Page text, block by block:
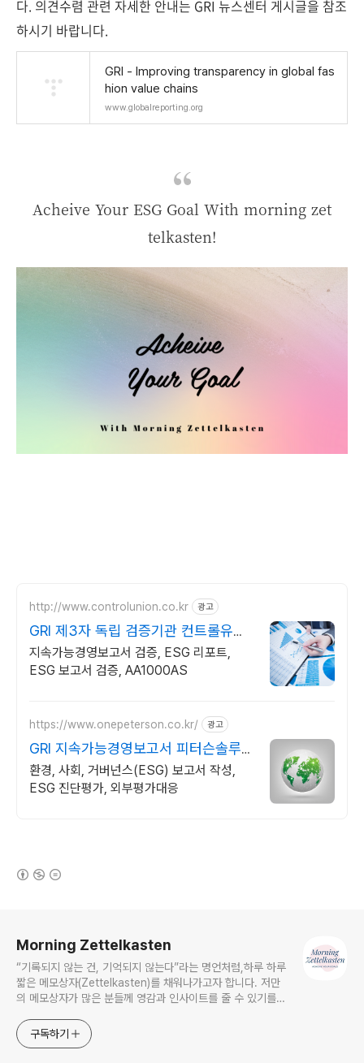
다. 의견수렴 관련 자세한 안내는 GRI 뉴스센터 게시글을 참조
하시기 바랍니다.
GRI - Improving transparency in global fas
hion value chains
www.globalreporting.org
Acheive Your ESG Goal With morning zet
telkasten!
http://www.controlunion.co.kr 광고
GRI 제3자 독립 검증기관 컨트롤유니
온코리아
지속가능경영보고서 검증, ESG 리포트,
ESG 보고서 검증, AA1000AS
https://www.onepeterson.co.kr/ 광고
GRI 지속가능경영보고서 피터슨솔루
션코리아
환경, 사회, 거버넌스(ESG) 보고서 작성,
ESG 진단평가, 외부평가대응
Morning Zettelkasten
“기록되지 않는 건, 기억되지 않는다”라는 명언처럼,하루 하루
짧은 메모상자(Zettelkasten)를 채워나가고자 합니다. 저만
의 메모상자가 많은 분들께 영감과 인사이트를 줄 수 있기를
구독하기